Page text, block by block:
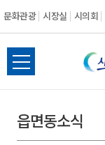
문화관광 시장실 시의회
전
체
뉴
열
읍면동소식